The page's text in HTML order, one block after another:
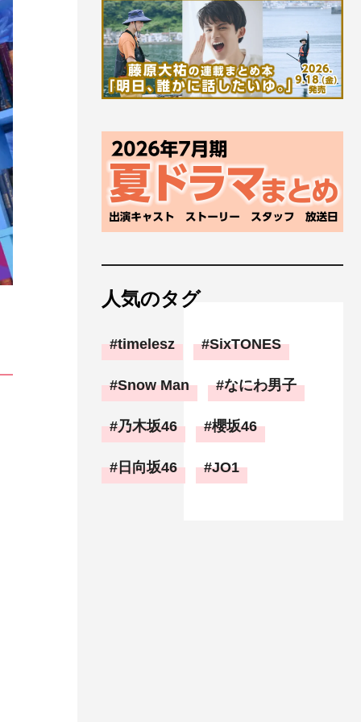
人気のタグ
timelesz SixTONES
Snow Man なにわ男子
乃木坂46 櫻坂46
日向坂46 JO1